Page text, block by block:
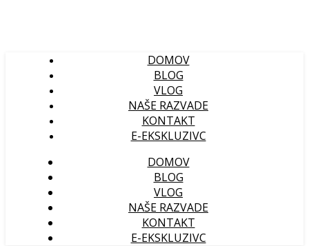
DOMOV
BLOG
VLOG
NAŠE RAZVADE
KONTAKT
E-EKSKLUZIVC
DOMOV
BLOG
VLOG
NAŠE RAZVADE
KONTAKT
E-EKSKLUZIVC